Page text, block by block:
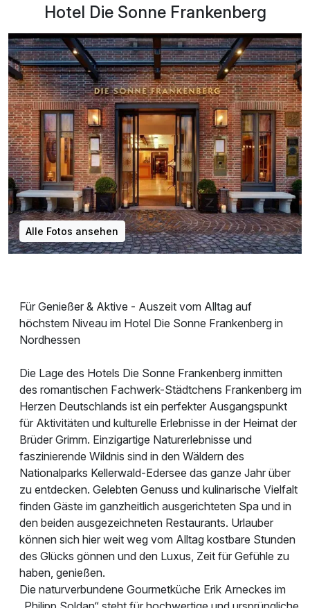
Hotel Die Sonne Frankenberg
Alle Fotos ansehen
Für Genießer & Aktive - Auszeit vom Alltag auf
höchstem Niveau im Hotel Die Sonne Frankenberg in
Nordhessen
Die Lage des Hotels Die Sonne Frankenberg inmitten
des romantischen Fachwerk-Städtchens Frankenberg im
Herzen Deutschlands ist ein perfekter Ausgangspunkt
für Aktivitäten und kulturelle Erlebnisse in der Heimat der
Brüder Grimm. Einzigartige Naturerlebnisse und
faszinierende Wildnis sind in den Wäldern des
Nationalparks Kellerwald-Edersee das ganze Jahr über
zu entdecken. Gelebten Genuss und kulinarische Vielfalt
finden Gäste im ganzheitlich ausgerichteten Spa und in
den beiden ausgezeichneten Restaurants. Urlauber
können sich hier weit weg vom Alltag kostbare Stunden
des Glücks gönnen und den Luxus, Zeit für Gefühle zu
haben, genießen.
Die naturverbundene Gourmetküche Erik Arneckes im